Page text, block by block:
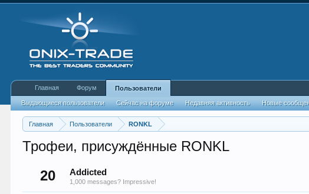
Главная Пользователи RONKL
Трофеи, присуждённые RONKL
20
Addicted
1,000 messages? Impressive!
Главная Форум Пользователи
Выдающиеся пользователи Сейчас на форуме Недавняя активность Новые